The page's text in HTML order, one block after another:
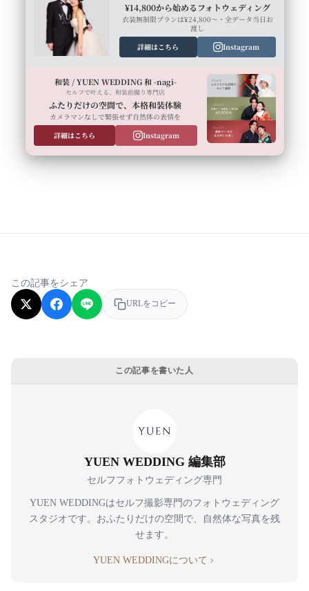
¥14,800から始めるフォトウェディング
衣装無制限プランは¥24,800〜・全データ当日お
渡し
詳細はこちら
Instagram
和装 / YUEN WEDDING 和 -nagi-
セルフで叶える、和装前撮り専門店
ふたりだけの空間で、本格和装体験
カメラマンなしで緊張せず自然体の表情を
詳細はこちら
Instagram
この記事をシェア
URLをコピー
この記事を書いた人
YUEN WEDDING 編集部
セルフフォトウェディング専門
YUEN WEDDINGはセルフ撮影専門のフォトウェディング
スタジオです。おふたりだけの空間で、自然体な写真を残
せます。
YUEN WEDDINGについて